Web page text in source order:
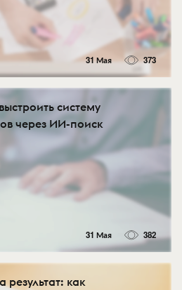
31 Мая 373
систему
через ИИ-поиск
31 Мая 382
как